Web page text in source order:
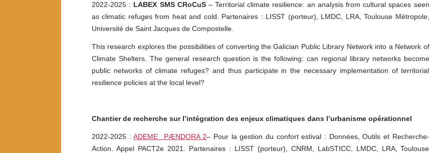
2022-2025 : LABEX SMS CRoCuS– Territorial climate resilience: an analysis from cultural spaces seen
as climatic refuges from heat and cold. Partenaires : LISST (porteur), LMDC, LRA, Toulouse Métropole,
Université de Saint Jacques de Compostelle.
This research explores the possibilities of converting the Galician Public Library Network into a Network of
Climate Shelters. The general research question is the following: can regional library networks become
public networks of climate refuges? and thus participate in the necessary implementation of territorial
resilience policies at the local level?
Chantier de recherche sur l’intégration des enjeux climatiques dans l’urbanisme opérationnel
2022-2025 :ADEME PÆNDORA 2– Pour la gestion du confort estival : Données, Outils et Recherche-
Action. Appel PACT2e 2021. Partenaires : LISST (porteur), CNRM, LabSTICC, LMDC, LRA, Toulouse